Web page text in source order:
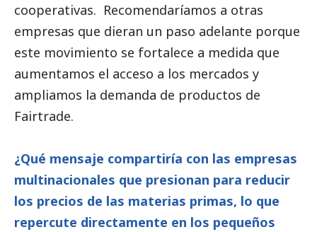
cooperativas. Recomendaríamos a otras
empresas que dieran un paso adelante porque
este movimiento se fortalece a medida que
aumentamos el acceso a los mercados y
ampliamos la demanda de productos de
Fairtrade.
¿Qué mensaje compartiría con las empresas
multinacionales que presionan para reducir
los precios de las materias primas, lo que
repercute directamente en los pequeños